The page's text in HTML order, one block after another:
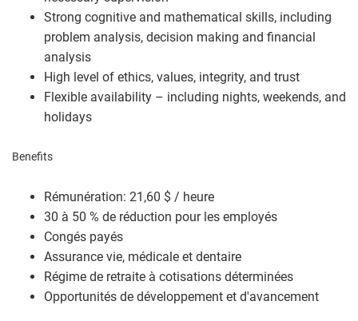
Strong cognitive and mathematical skills, including
problem analysis, decision making and financial
analysis
High level of ethics, values, integrity, and trust
Flexible availability – including nights, weekends, and
holidays
Benefits
Rémunération: 21,60 $ / heure
30 à 50 % de réduction pour les employés
Congés payés
Assurance vie, médicale et dentaire
Régime de retraite à cotisations déterminées
Opportunités de développement et d'avancement